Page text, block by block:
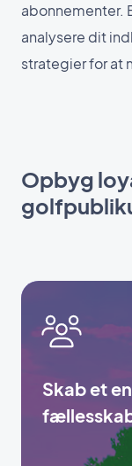
abonnementer.
analysere dit
strategier for at
Opbyg
Skab et